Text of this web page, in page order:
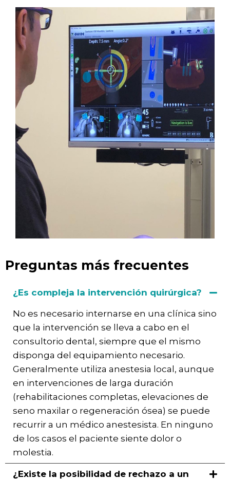
Preguntas más frecuentes
¿Es compleja la intervención quirúrgica?
No es necesario internarse en una clínica sino
que la intervención se lleva a cabo en el
consultorio dental, siempre que el mismo
disponga del equipamiento necesario.
Generalmente utiliza anestesia local, aunque
en intervenciones de larga duración
(rehabilitaciones completas, elevaciones de
seno maxilar o regeneración ósea) se puede
recurrir a un médico anestesista. En ninguno
de los casos el paciente siente dolor o
molestia.
¿Existe la posibilidad de rechazo a un